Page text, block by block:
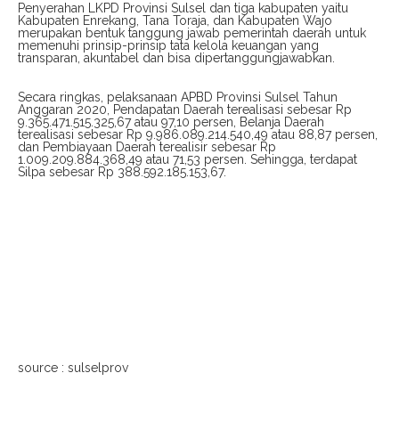
Penyerahan LKPD Provinsi Sulsel dan tiga kabupaten yaitu
Kabupaten Enrekang, Tana Toraja, dan Kabupaten Wajo
merupakan bentuk tanggung jawab pemerintah daerah untuk
memenuhi prinsip-prinsip tata kelola keuangan yang
transparan, akuntabel dan bisa dipertanggungjawabkan.
Secara ringkas, pelaksanaan APBD Provinsi Sulsel Tahun
Anggaran 2020, Pendapatan Daerah terealisasi sebesar Rp
9.365.471.515.325,67 atau 97,10 persen, Belanja Daerah
terealisasi sebesar Rp 9.986.089.214.540,49 atau 88,87 persen,
dan Pembiayaan Daerah terealisir sebesar Rp
1.009.209.884.368,49 atau 71,53 persen. Sehingga, terdapat
Silpa sebesar Rp 388.592.185.153,67.
source : sulselprov